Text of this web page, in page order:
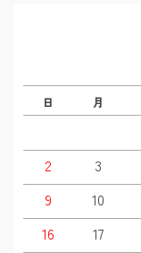
日 月
2
3
9
10
16
17